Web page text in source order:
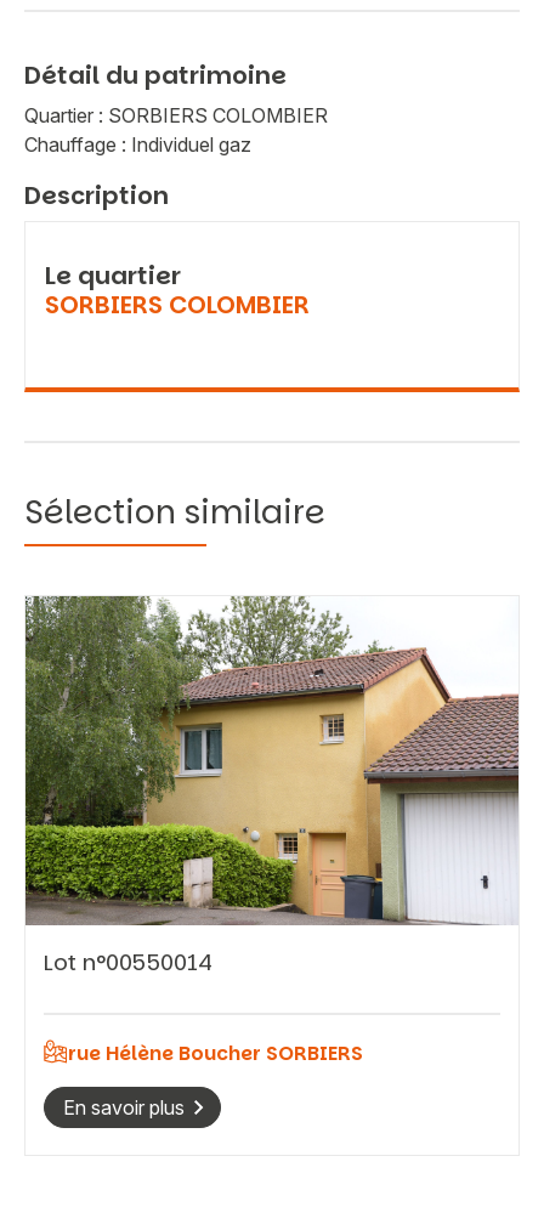
Vous recherchez&nbsp;:
Rechercher
Détail du patrimoine
Quartier : SORBIERS COLOMBIER
Chauffage : Individuel gaz
Description
Le quartier
SORBIERS COLOMBIER
Sélection similaire
Lot n°00550014
rue Hélène Boucher SORBIERS
En savoir plus